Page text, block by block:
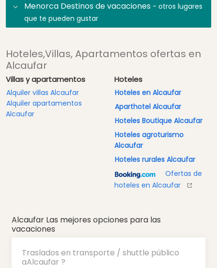
Menorca Destinos de vacaciones - otros lugares
que te pueden gustar
Hoteles,Villas, Apartamentos ofertas en
Alcaufar
Villas y apartamentos
Alquiler villas Alcaufar
Alquiler apartamentos
Alcaufar
Hoteles
Hoteles en Alcaufar
Aparthotel Alcaufar
Hoteles Boutique Alcaufar
Hoteles agroturismo
Alcaufar
Hoteles rurales Alcaufar
Ofertas de
hoteles en Alcaufar
Alcaufar Las mejores opciones para las
vacaciones
Traslados en transporte / shuttle público
aAlcaufar ?